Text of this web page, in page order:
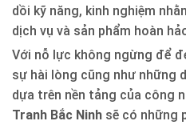
dồi kỹ năng, kinh nghiệm
dịch vụ và sản phẩm hoàn
Với nỗ lực không ngừng để
sự hài lòng cũng như những
dựa trên nền tảng của công
Tranh Bắc Ninh sẽ có những